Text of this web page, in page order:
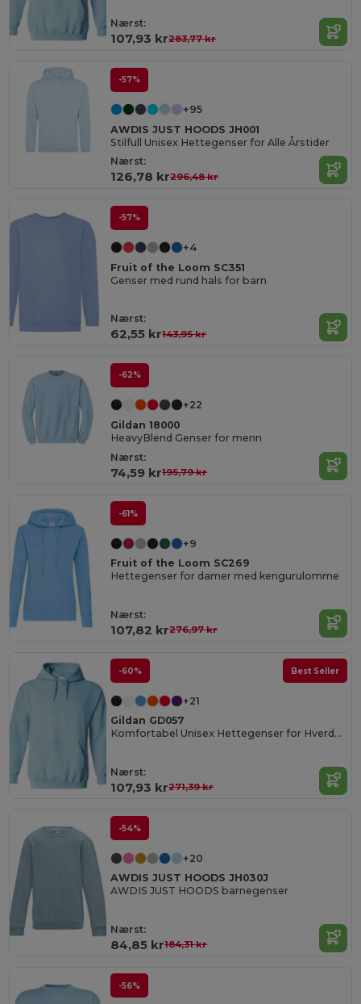
Nærst:
107,93 kr283,77 kr
-57%
+95
AWDIS JUST HOODS JH001
Stilfull Unisex Hettegenser for Alle Årstider
Nærst:
126,78 kr296,48 kr
-57%
+4
Fruit of the Loom SC351
Genser med rund hals for barn
Nærst:
62,55 kr143,95 kr
-62%
+22
Gildan 18000
HeavyBlend Genser for menn
Nærst:
74,59 kr195,79 kr
-61%
+9
Fruit of the Loom SC269
Hettegenser for damer med kengurulomme
Nærst:
107,82 kr276,97 kr
-60% Best Seller
+21
Gildan GD057
Komfortabel Unisex Hettegenser for Hverdagsbruk
Nærst:
107,93 kr271,39 kr
-54%
+20
AWDIS JUST HOODS JH030J
AWDIS JUST HOODS barnegenser
Nærst:
84,85 kr184,31 kr
-56%